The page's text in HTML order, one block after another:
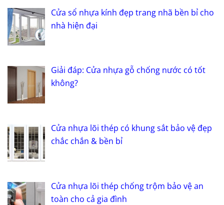
Cửa sổ nhựa kính đẹp trang nhã bền bỉ cho
nhà hiện đại
Giải đáp: Cửa nhựa gỗ chống nước có tốt
không?
Cửa nhựa lõi thép có khung sắt bảo vệ đẹp
chắc chắn & bền bỉ
Cửa nhựa lõi thép chống trộm bảo vệ an
toàn cho cả gia đình